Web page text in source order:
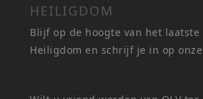
HEILIGDOM
Blijf op de hoogte van het laatste
Heiligdom en schrijf je in op onze